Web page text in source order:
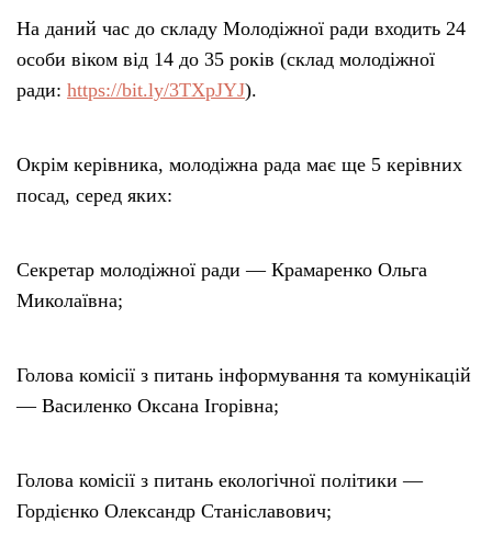
На даний час до складу Молодіжної ради входить 24
особи віком від 14 до 35 років (склад молодіжної
ради: https://bit.ly/3TXpJYJ).
Окрім керівника, молодіжна рада має ще 5 керівних
посад, серед яких:
Секретар молодіжної ради — Крамаренко Ольга
Миколаївна;
Голова комісії з питань інформування та комунікацій
— Василенко Оксана Ігорівна;
Голова комісії з питань екологічної політики —
Гордієнко Олександр Станіславович;